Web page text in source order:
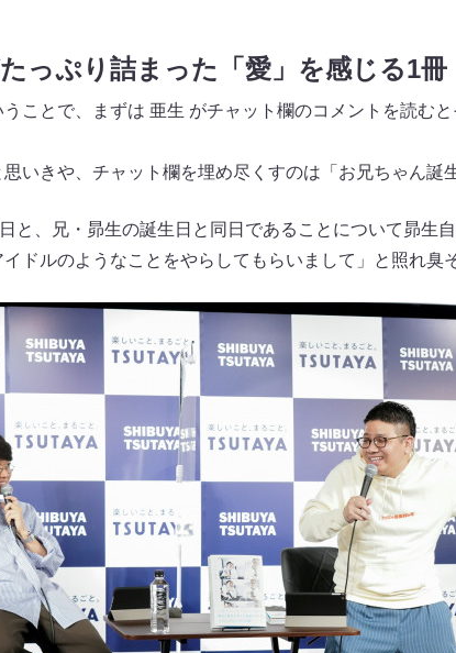
っぷり詰まった「愛」を感じる1冊
ことで、まずは 亜生 がチャット欄のコメントを読む
いきや、チャット欄を埋め尽くすのは「お兄ちゃん誕
と、兄・昴生の誕生日と同日であることについて昴生
ドルのようなことをやらしてもらいまして」と照れ臭